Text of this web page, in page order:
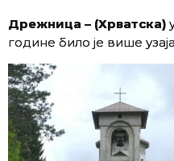
Дрежница – (Хрватска)
године било је више